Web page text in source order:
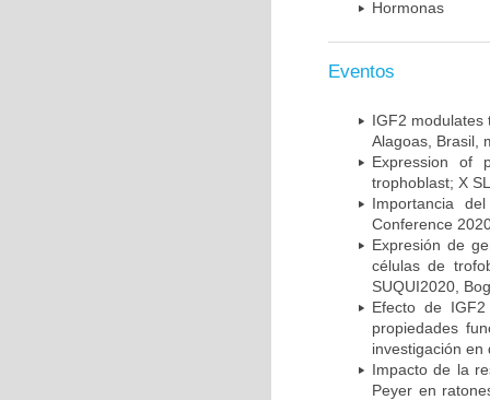
Hormonas
Eventos
IGF2 modulates
Alagoas, Brasil,
Expression of
trophoblast; X
Importancia
Conference
Expresión de
células de
SUQUI2020,
Efecto de
propiedades
investigación en
Impacto de la
Peyer en